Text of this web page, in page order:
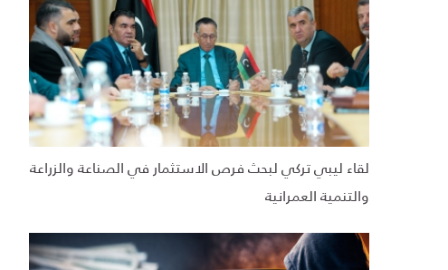
لقاء ليبي تركي لبحث فرص الاستثمار في الصناعة والزراعة
والتنمية العمرانية